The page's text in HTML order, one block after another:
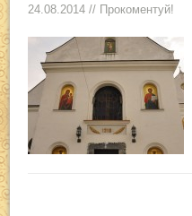
24.08.2014 // Прокоментуй!